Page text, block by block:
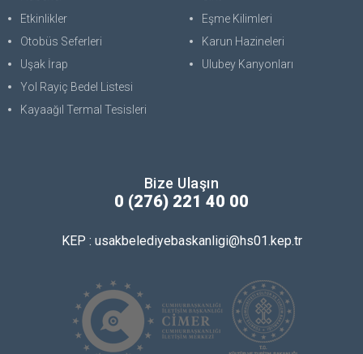
Etkinlikler
Otobüs Seferleri
Uşak İrap
Yol Rayiç Bedel Listesi
Kayaağıl Termal Tesisleri
Eşme Kilimleri
Karun Hazineleri
Ulubey Kanyonları
Bize Ulaşın
0 (276) 221 40 00
KEP : usakbelediyebaskanligi@hs01.kep.tr